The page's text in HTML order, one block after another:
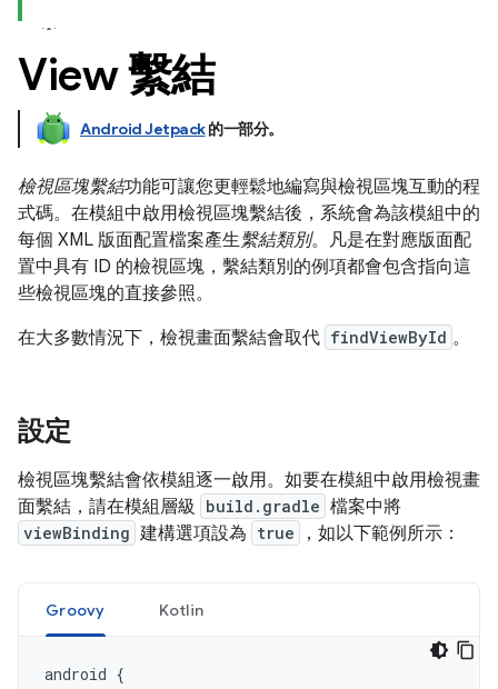
View 繫結
Android Jetpack的一部分。
檢視區塊繫結功能可讓您更輕鬆地編寫與檢視區塊互動的程
式碼。在模組中啟用檢視區塊繫結後，系統會為該模組中的
每個 XML 版面配置檔案產生繫結類別。凡是在對應版面配
置中具有 ID 的檢視區塊，繫結類別的例項都會包含指向這
些檢視區塊的直接參照。
在大多數情況下，檢視畫面繫結會取代 findViewById 。
設定
檢視區塊繫結會依模組逐一啟用。如要在模組中啟用檢視畫
面繫結，請在模組層級 build.gradle 檔案中將
viewBinding 建構選項設為 true ，如以下範例所示：
Groovy Kotlin
android {